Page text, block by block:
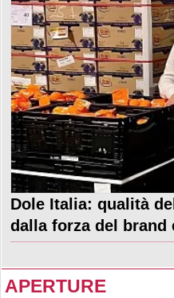
Dole Italia: qualità
dalla forza del
APERTURE